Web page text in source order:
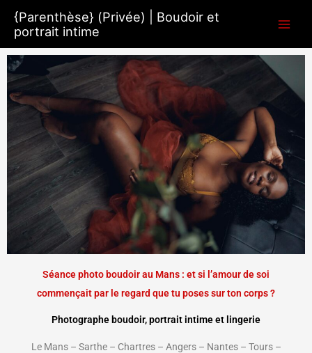
contenu
{Parenthèse} (Privée) | Boudoir et
portrait intime
Séance photo boudoir au Mans : et si l’amour de soi
commençait par le regard que tu poses sur ton corps ?
Photographe boudoir, portrait intime et lingerie
Le Mans – Sarthe – Chartres – Angers – Nantes – Tours –